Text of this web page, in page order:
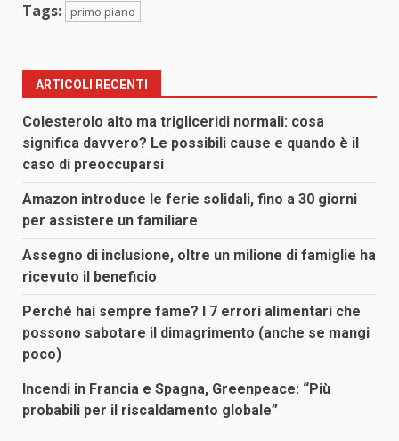
Tags: primo piano
ARTICOLI RECENTI
Colesterolo alto ma trigliceridi normali: cosa
significa davvero? Le possibili cause e quando è il
caso di preoccuparsi
Amazon introduce le ferie solidali, fino a 30 giorni
per assistere un familiare
Assegno di inclusione, oltre un milione di famiglie ha
ricevuto il beneficio
Perché hai sempre fame? I 7 errori alimentari che
possono sabotare il dimagrimento (anche se mangi
poco)
Incendi in Francia e Spagna, Greenpeace: “Più
probabili per il riscaldamento globale”